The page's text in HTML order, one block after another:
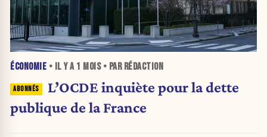
ÉCONOMIE • IL Y A 1 MOIS• PAR RÉDACTION
L’OCDE inquiète pour la dette
publique de la France